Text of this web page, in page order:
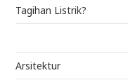
Tagihan Listrik?
Arsitektur